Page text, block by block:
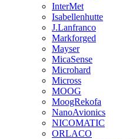
InterMet
Isabellenhutte
J.Lanfranco
Markforged
Mayser
MicaSense
Microhard
Micross
MOOG
MoogRekofa
NanoAvionics
NICOMATIC
ORLACO